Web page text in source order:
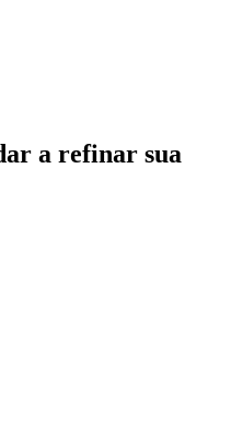
a refinar sua